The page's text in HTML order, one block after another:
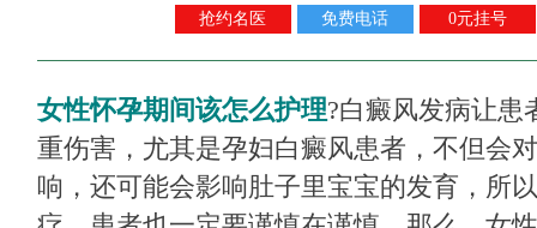
抢约名医 免费电话 0元挂号
女性怀孕期间该怎么护理?白癜风发病让患
重伤害，尤其是孕妇白癜风患者，不但会
响，还可能会影响肚子里宝宝的发育，所